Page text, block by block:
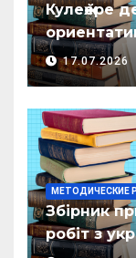
Кулеӂере
пентру
17.07.2026
МЕТОДИЧЕСКИЕ
Збірник
робіт з